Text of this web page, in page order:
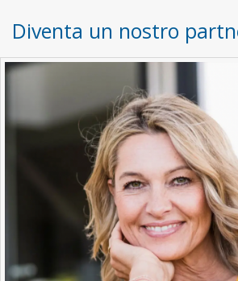
Diventa un nostro